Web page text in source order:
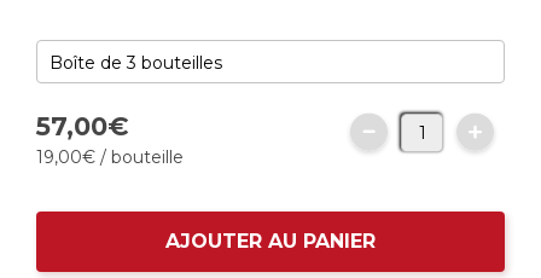
57,00€
19,00€ / bouteille
AJOUTER AU PANIER